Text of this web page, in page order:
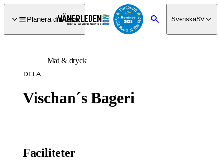
till
Planera din resa
Sök SvenskaSV
Vischan´s Bageri
Mat & dryck
DELA
Faciliteter